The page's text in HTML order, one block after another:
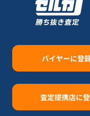
バイヤーに登
査定提携店に